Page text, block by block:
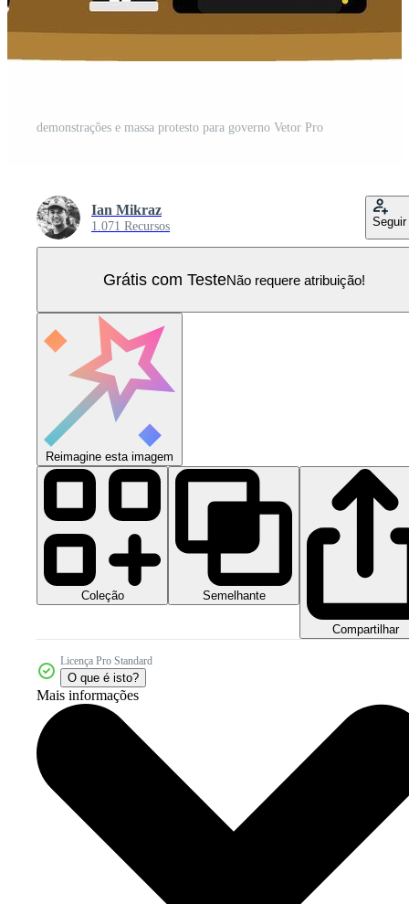
demonstrações e massa protesto para governo Vetor Pro
Ian Mikraz
1.071 Recursos Seguir
Grátis com TesteNão requere atribuição!
Reimagine esta imagem
Coleção Semelhante
Compartilhar
Licença Pro Standard
O que é isto?
Mais informações